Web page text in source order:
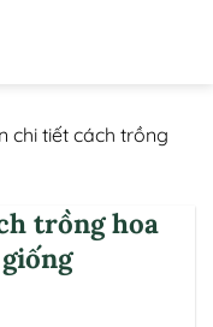
chi tiết cách trồng
trồng hoa